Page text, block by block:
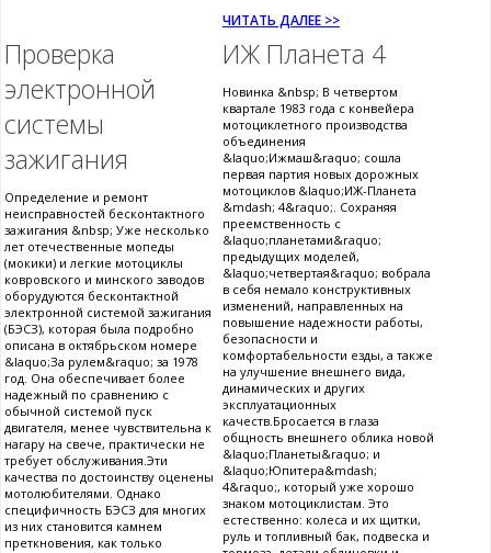
ЧИТАТЬ ДАЛЕЕ >>
Проверка
электронной
системы
зажигания
Определение и ремонт
неисправностей бесконтактного
зажигания &nbsp; Уже несколько
лет отечественные мопеды
(мокики) и легкие мотоциклы
ковровского и минского заводов
оборудуются бесконтактной
электронной системой зажигания
(БЭСЗ), которая была подробно
описана в октябрьском номере
&laquo;За рулем&raquo; за 1978
год. Она обеспечивает более
надежный по сравнению с
обычной системой пуск
двигателя, менее чувствительна к
нагару на свече, практически не
требует обслуживания.Эти
качества по достоинству оценены
мотолюбителями. Однако
специфичность БЭСЗ для многих
из них становится камнем
преткновения, как только
ИЖ Планета 4
Новинка &nbsp; В четвертом
квартале 1983 года с конвейера
мотоциклетного производства
объединения
&laquo;Ижмаш&raquo; сошла
первая партия новых дорожных
мотоциклов &laquo;ИЖ-Планета
&mdash; 4&raquo;. Сохраняя
преемственность с
&laquo;планетами&raquo;
предыдущих моделей,
&laquo;четвертая&raquo; вобрала
в себя немало конструктивных
изменений, направленных на
повышение надежности работы,
безопасности и
комфортабельности езды, а также
на улучшение внешнего вида,
динамических и других
эксплуатационных
качеств.Бросается в глаза
общность внешнего облика новой
&laquo;Планеты&raquo; и
&laquo;Юпитера&mdash;
4&raquo;, который уже хорошо
знаком мотоциклистам. Это
естественно: колеса и их щитки,
руль и топливный бак, подвеска и